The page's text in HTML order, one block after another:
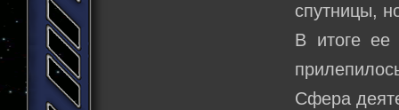
спутницы,
В итоге
Сфера